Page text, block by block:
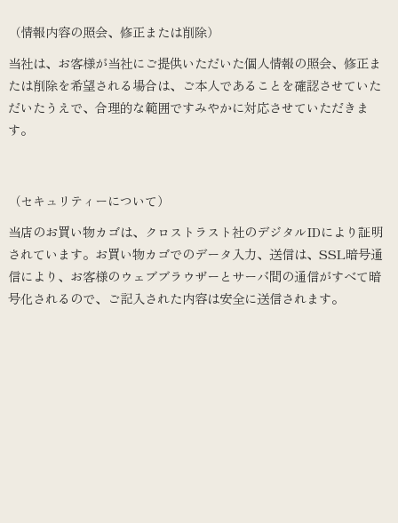
（情報内容の照会、修正または削除）
当社は、お客様が当社にご提供いただいた個人情報の照会、修正ま
たは削除を希望される場合は、ご本人であることを確認させていた
だいたうえで、合理的な範囲ですみやかに対応させていただきま
す。
（セキュリティーについて）
当店のお買い物カゴは、クロストラスト社のデジタルIDにより証明
されています。お買い物カゴでのデータ入力、送信は、SSL暗号通
信により、お客様のウェブブラウザーとサーバ間の通信がすべて暗
号化されるので、ご記入された内容は安全に送信されます。